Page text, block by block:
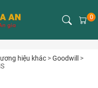
0
hiệu khác >Goodwill
>